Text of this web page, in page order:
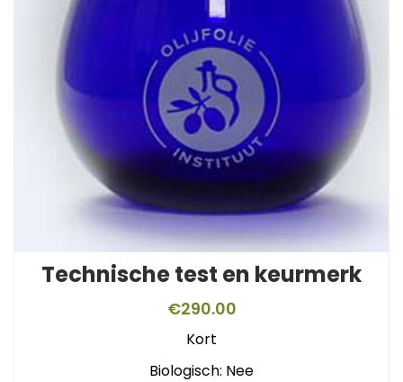
Technische test en keurmerk
€290.00
Kort
Biologisch: Nee